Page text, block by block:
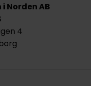
Norden AB
4